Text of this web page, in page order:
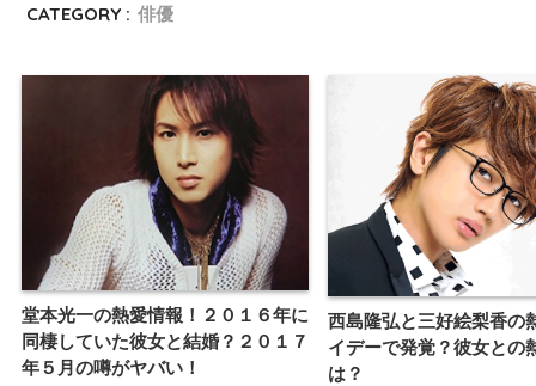
CATEGORY : 俳優
堂本光一の熱愛情報！２０１６年に
同棲していた彼女と結婚？２０１７
年５月の噂がヤバい！
西島隆弘と三好絵梨香の
イデーで発覚？彼女との
は？